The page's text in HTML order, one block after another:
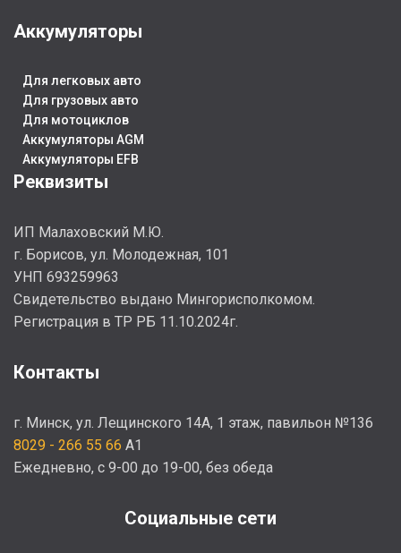
Прямая (1) L+
СТРАНА ИЗГ. Китай
НАПРЯЖЕНИЕ 6V
Аккумуляторы
Для легковых авто
Для грузовых авто
Для мотоциклов
Аккумуляторы AGM
Аккумуляторы EFB
Реквизиты
ИП Малаховский М.Ю.
г. Борисов, ул. Молодежная, 101
УНП 693259963
Cвидетельство выдано Мингорисполкомом.
Регистрация в ТР РБ 11.10.2024г.
Контакты
г. Минск, ул. Лещинского 14А, 1 этаж, павильон №136
8029 - 266 55 66 A1
Ежедневно, с 9-00 до 19-00, без обеда
Социальные сети